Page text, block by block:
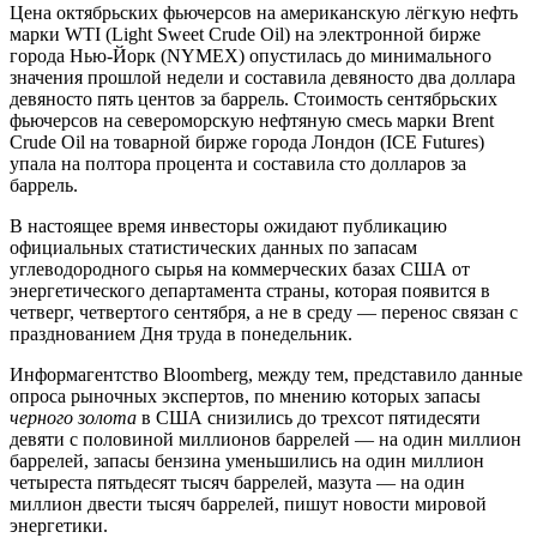
Цена октябрьских фьючерсов на американскую лёгкую нефть
марки WTI (Light Sweet Crude Oil) на электронной бирже
города Нью-Йорк (NYMEX) опустилась до минимального
значения прошлой недели и составила девяносто два доллара
девяносто пять центов за баррель. Стоимость сентябрьских
фьючерсов на североморскую нефтяную смесь марки Brent
Crude Oil на товарной бирже города Лондон (ICE Futures)
упала на полтора процента и составила сто долларов за
баррель.
В настоящее время инвесторы ожидают публикацию
официальных статистических данных по запасам
углеводородного сырья на коммерческих базах США от
энергетического департамента страны, которая появится в
четверг, четвертого сентября, а не в среду — перенос связан с
празднованием Дня труда в понедельник.
Информагентство Bloomberg, между тем, представило данные
опроса рыночных экспертов, по мнению которых запасы
черного золота в США снизились до трехсот пятидесяти
девяти с половиной миллионов баррелей — на один миллион
баррелей, запасы бензина уменьшились на один миллион
четыреста пятьдесят тысяч баррелей, мазута — на один
миллион двести тысяч баррелей, пишут новости мировой
энергетики.